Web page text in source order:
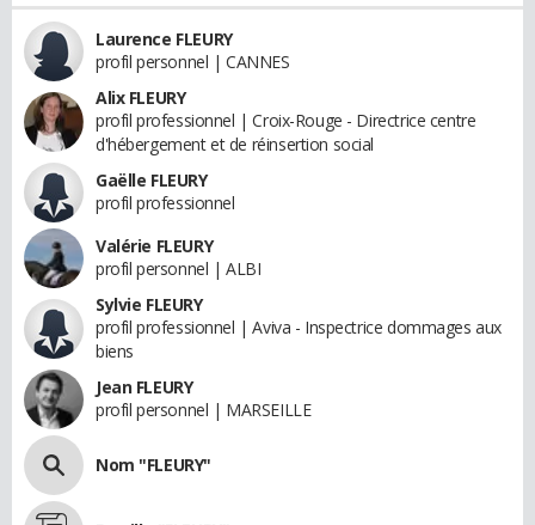
Laurence FLEURY
profil personnel | CANNES
Alix FLEURY
profil professionnel | Croix-Rouge - Directrice centre
d'hébergement et de réinsertion social
Gaëlle FLEURY
profil professionnel
Valérie FLEURY
profil personnel | ALBI
Sylvie FLEURY
profil professionnel | Aviva - Inspectrice dommages aux
biens
Jean FLEURY
profil personnel | MARSEILLE
Nom "FLEURY"